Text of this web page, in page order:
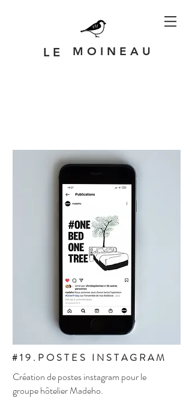
M O I N E A U
L E
Création de postes instagram pour le
groupe hôtelier Madeho.
#19.POSTES INSTAGRAM